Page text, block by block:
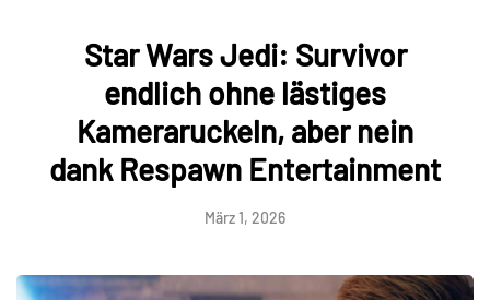
Star Wars Jedi: Survivor
endlich ohne lästiges
Kameraruckeln, aber nein
dank Respawn Entertainment
März 1, 2026